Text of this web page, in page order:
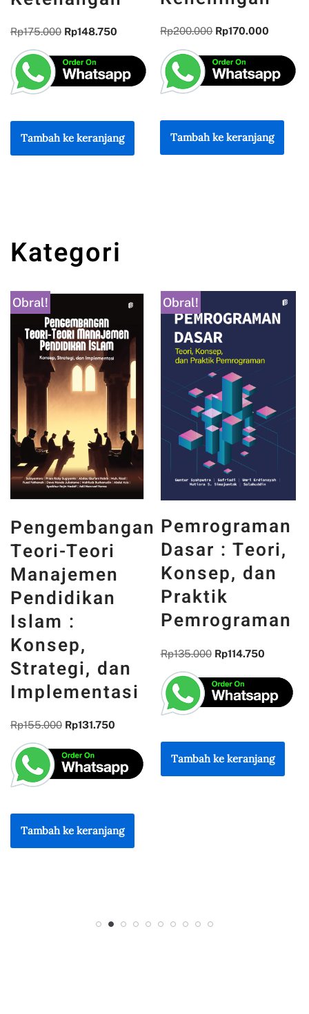
Rp175.000 Rp148.750
Tambah ke keranjang
Rp200.000 Rp170.000
Tambah ke keranjang
Kategori
Obral!
Pemrograman
Dasar : Teori,
Konsep, dan
Praktik
Pemrograman
Rp 135.000 Rp114.750
Tambah ke keranjang
Obral!
PANCASILA
DAN WAJAH
INDONESIA :
MEMORI,
PENGALAMAN,
DAN
REFLEKSI
KEBANGSAAN
Rp300.000 Rp255.000